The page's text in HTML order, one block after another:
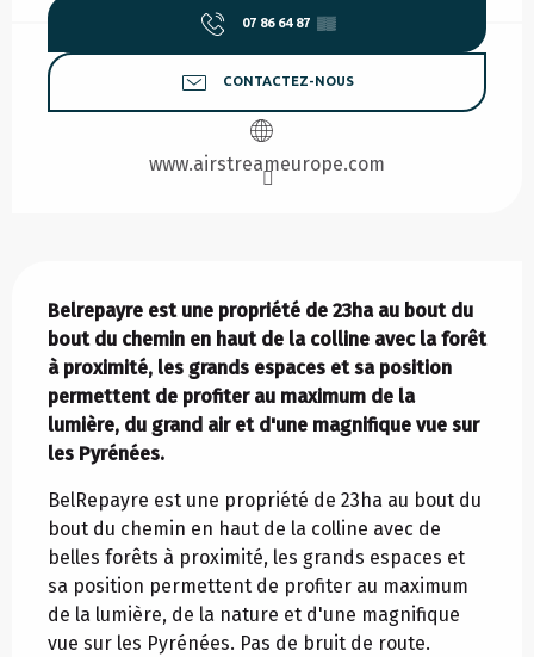
07 86 64 87 ▒▒
CONTACTEZ-NOUS
www.airstreameurope.com
Belrepayre est une propriété de 23ha au bout du
bout du chemin en haut de la colline avec la forêt
à proximité, les grands espaces et sa position
permettent de profiter au maximum de la
lumière, du grand air et d'une magnifique vue sur
les Pyrénées.
BelRepayre est une propriété de 23ha au bout du
bout du chemin en haut de la colline avec de
belles forêts à proximité, les grands espaces et
sa position permettent de profiter au maximum
de la lumière, de la nature et d'une magnifique
vue sur les Pyrénées. Pas de bruit de route.